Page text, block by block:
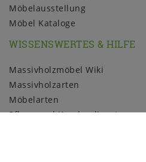
Möbelausstellung
Möbel Kataloge
WISSENSWERTES & HILFE
Massivholzmöbel Wiki
Massivholzarten
Möbelarten
Pflege und Kundendienst